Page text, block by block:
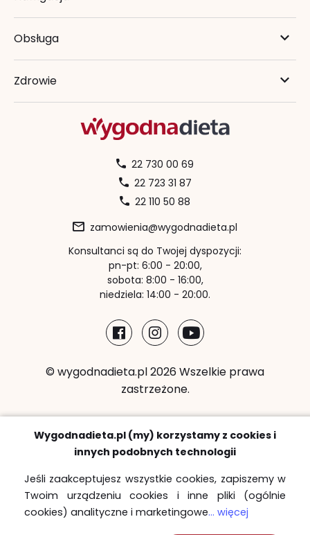
Obsługa
Zdrowie
22 730 00 69
22 723 31 87
22 110 50 88
zamowienia@wygodnadieta.pl
Konsultanci są do Twojej dyspozycji:
pn-pt: 6:00 - 20:00,
sobota: 8:00 - 16:00,
niedziela: 14:00 - 20:00.
© wygodnadieta.pl 2026 Wszelkie prawa
zastrzeżone.
Metody płatności:
Strefy bezpłatnych dostaw
Wygodnadieta.pl (my) korzystamy z cookies i
innych podobnych technologii
Jeśli zaakceptujesz wszystkie cookies, zapiszemy w
Twoim urządzeniu cookies i inne pliki (ogólnie
cookies) analityczne i marketingowe... więcej